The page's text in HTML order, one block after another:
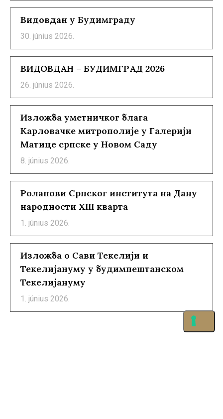
Видовдан у Будимграду
30. június 2026.
ВИДОВДАН – БУДИМГРАД 2026
26. június 2026.
Изложба уметничког блага
Карловачке митрополије у Галерији
Матице српске у Новом Саду
8. június 2026.
Ролапови Српског института на Дану
народности XIII кварта
1. június 2026.
Изложба о Сави Текелији и
Текелијануму у будимпештанском
Текелијануму
1. június 2026.